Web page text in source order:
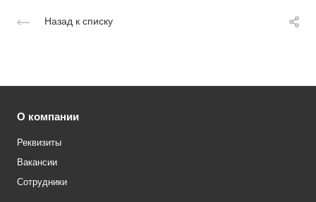
Назад к списку
О компании
Реквизиты
Вакансии
Сотрудники